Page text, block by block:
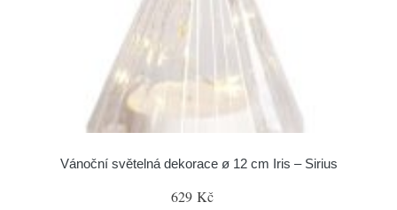
Vánoční světelná dekorace ø 12 cm Iris – Sirius
629 Kč